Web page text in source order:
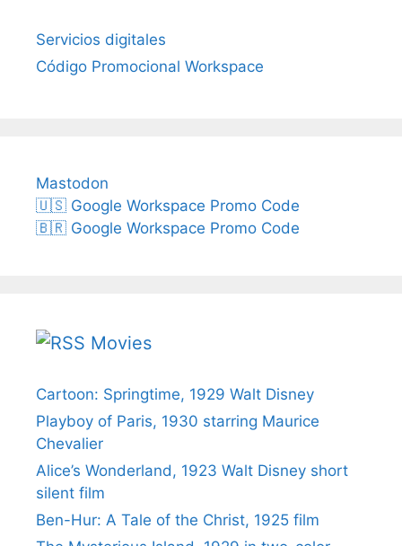
Servicios digitales
Código Promocional Workspace
Mastodon
🇺🇸 Google Workspace Promo Code
🇧🇷 Google Workspace Promo Code
Movies
Cartoon: Springtime, 1929 Walt Disney
Playboy of Paris, 1930 starring Maurice
Chevalier
Alice’s Wonderland, 1923 Walt Disney short
silent film
Ben-Hur: A Tale of the Christ, 1925 film